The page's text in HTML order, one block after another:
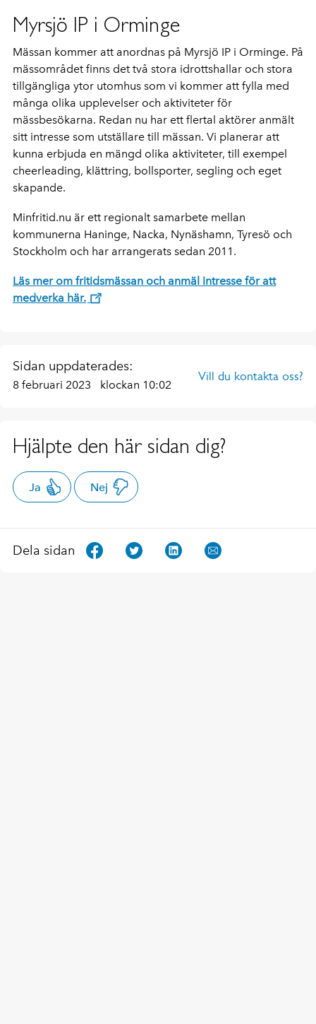
Myrsjö IP i Orminge
Mässan kommer att anordnas på Myrsjö IP i Orminge. På
mässområdet finns det två stora idrottshallar och stora
tillgängliga ytor utomhus som vi kommer att fylla med
många olika upplevelser och aktiviteter för
mässbesökarna. Redan nu har ett flertal aktörer anmält
sitt intresse som utställare till mässan. Vi planerar att
kunna erbjuda en mängd olika aktiviteter, till exempel
cheerleading, klättring, bollsporter, segling och eget
skapande.
Minfritid.nu är ett regionalt samarbete mellan
kommunerna Haninge, Nacka, Nynäshamn, Tyresö och
Stockholm och har arrangerats sedan 2011.
Läs mer om fritidsmässan och anmäl intresse för att
medverka här.
Sidan uppdaterades:
8 februari 2023 klockan 10:02
Vill du kontakta oss?
Hjälpte den här sidan dig?
Ja Nej
Dela sidan